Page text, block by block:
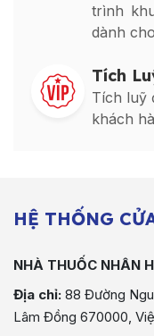
trình
dành
Tích
Tích luỹ
khách
HỆ THỐNG
NHÀ THUỐC NHÂN
Địa chỉ: 88 Đường
Lâm Đồng 670000,